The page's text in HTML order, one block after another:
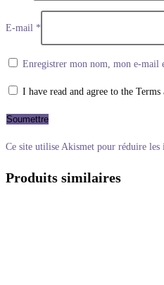
E-mail *
Enregistrer mon nom, mon e-mail
I have read and agree to the
Ce site utilise Akismet pour réduire les
Produits similaires